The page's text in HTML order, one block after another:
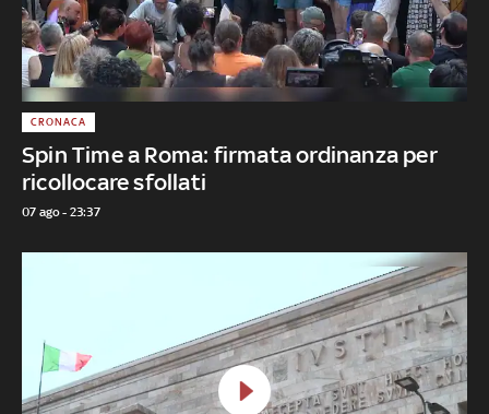
Spin Time a Roma: firmata ordinanza per
ricollocare sfollati
CRONACA
07 ago - 23:37